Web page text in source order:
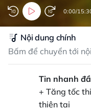
0:00/
Nội dung chính
Bấm để chuyển tới
Tin nhanh
+ Tăng tốc
thiên tai